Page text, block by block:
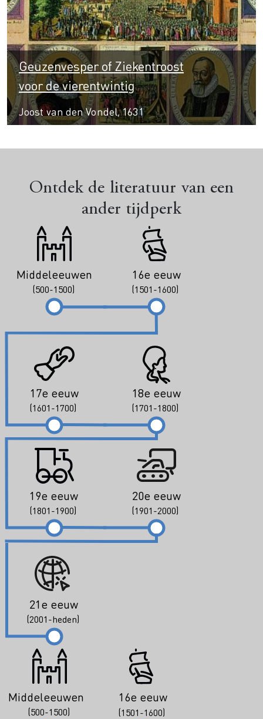
Geuzenvesper of Ziekentroost
voor de vierentwintig
Joost van den Vondel, 1631
Ontdek de literatuur van een
ander tijdperk
Middeleeuwen
(500-1500)
16e eeuw
(1501-1600)
17e eeuw
(1601-1700)
18e eeuw
(1701-1800)
19e eeuw
(1801-1900)
20e eeuw
(1901-2000)
21e eeuw
(2001-heden)
Middeleeuwen
(500-1500)
16e eeuw
(1501-1600)